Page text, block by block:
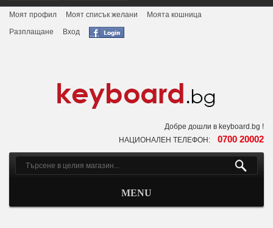
Моят профил Моят списък желани
Моята кошница
Разплащане
Вход
Добре дошли в keyboard.bg !
НАЦИОНАЛЕН ТЕЛЕФОН: 0700 20002
MENU